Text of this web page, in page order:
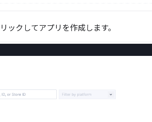
ックしてアプリを作成します。